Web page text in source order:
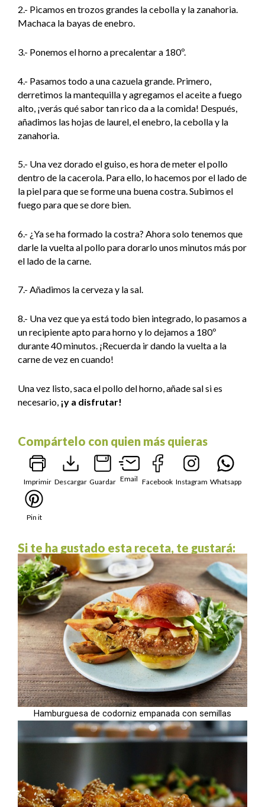
2.- Picamos en trozos grandes la cebolla y la zanahoria.
Machaca la bayas de enebro.
3.- Ponemos el horno a precalentar a 180º.
4.- Pasamos todo a una cazuela grande. Primero,
derretimos la mantequilla y agregamos el aceite a fuego
alto, ¡verás qué sabor tan rico da a la comida! Después,
añadimos las hojas de laurel, el enebro, la cebolla y la
zanahoria.
5.- Una vez dorado el guiso, es hora de meter el pollo
dentro de la cacerola. Para ello, lo hacemos por el lado de
la piel para que se forme una buena costra. Subimos el
fuego para que se dore bien.
6.- ¿Ya se ha formado la costra? Ahora solo tenemos que
darle la vuelta al pollo para dorarlo unos minutos más por
el lado de la carne.
7.- Añadimos la cerveza y la sal.
8.- Una vez que ya está todo bien integrado, lo pasamos a
un recipiente apto para horno y lo dejamos a 180º
durante 40 minutos. ¡Recuerda ir dando la vuelta a la
carne de vez en cuando!
Una vez listo, saca el pollo del horno, añade sal si es
necesario, ¡y a disfrutar!
Compártelo con quien más quieras
Imprimir Descargar Guardar Email Facebook Instagram Whatsapp
Pin it
Si te ha gustado esta receta, te gustará:
Hamburguesa de codorniz empanada con semillas